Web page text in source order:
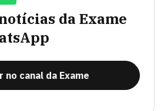
da Exame
no canal da Exame